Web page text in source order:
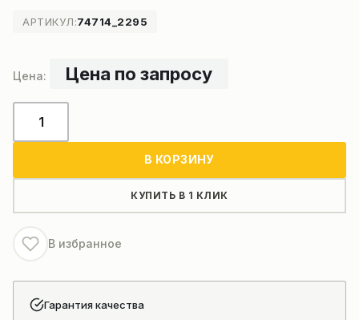
АРТИКУЛ:74714_2295
Цена по запросу
товара
двигателя
Shanghai
(D16L-
D16L-
В КОРЗИНУ
КУПИТЬ В 1 КЛИК
В избранное
Гарантия качества